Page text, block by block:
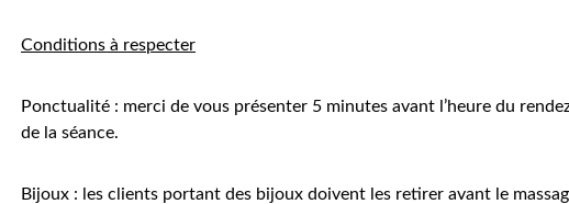
Conditions à respecter
Ponctualité : merci de vous présenter 5 minutes avant l’heure du
de la séance.
Bijoux : les clients portant des bijoux doivent les retirer avant le